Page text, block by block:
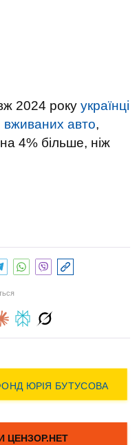
2024 року українці
авто,
4% більше, ніж